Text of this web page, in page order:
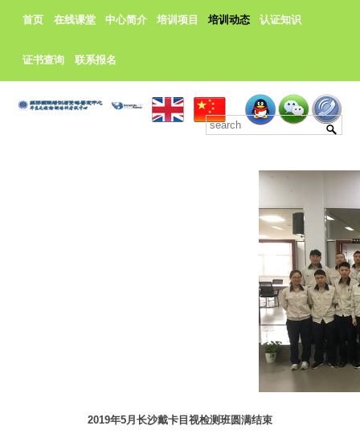
首页 在线课堂 中心简介 培训项目 培训动态 认证知识
证书查询 联系报名
2019年5月长沙戴卡目视检测班圆满结束